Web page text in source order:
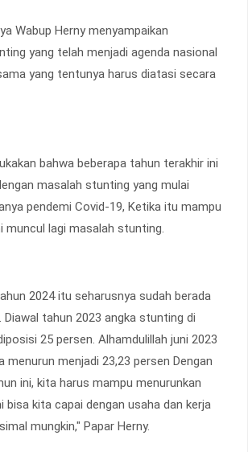
Wabup Herny menyampaikan
yang telah menjadi agenda nasional
yang tentunya harus diatasi secara
bahwa beberapa tahun terakhir ini
masalah stunting yang mulai
pendemi Covid-19, Ketika itu mampu
muncul lagi masalah stunting.
2024 itu seharusnya sudah berada
Diawal tahun 2023 angka stunting di
25 persen. Alhamdulillah juni 2023
menurun menjadi 23,23 persen Dengan
ini, kita harus mampu menurunkan
bisa kita capai dengan usaha dan kerja
mungkin," Papar Herny.